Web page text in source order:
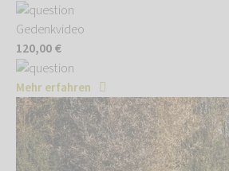
Gedenkvideo
120,00 €
Mehr erfahren